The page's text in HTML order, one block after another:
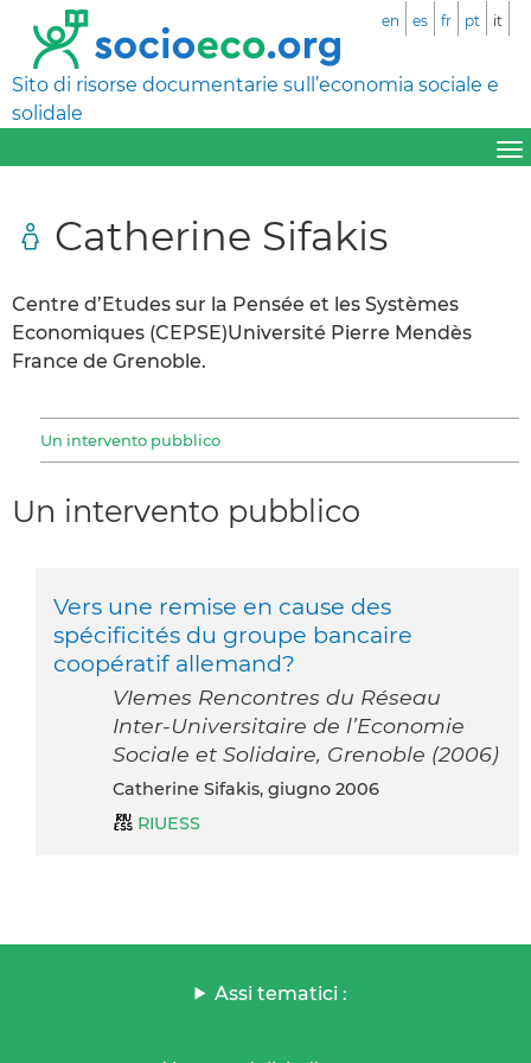
Sito di risorse documentarie sull’economia sociale e
solidale
en es fr pt it
Catherine Sifakis
Centre d’Etudes sur la Pensée et les Systèmes
Economiques (CEPSE)Université Pierre Mendès
France de Grenoble.
Un intervento pubblico
Un intervento pubblico
Vers une remise en cause des
spécificités du groupe bancaire
coopératif allemand?
VIemes Rencontres du Réseau
Inter-Universitaire de l’Economie
Sociale et Solidaire, Grenoble (2006)
Catherine Sifakis, giugno 2006
RIUESS
Assi tematici :